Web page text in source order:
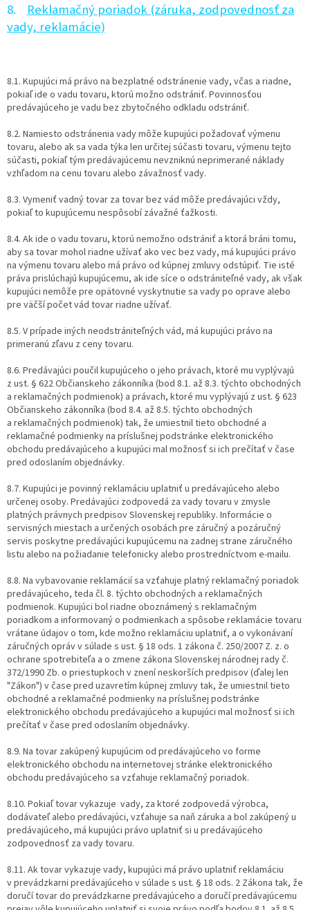
8. Reklamačný poriadok (záruka, zodpovednosť za
vady, reklamácie)
8.1. Kupujúci má právo na bezplatné odstránenie vady, včas a riadne,
pokiaľ ide o vadu tovaru, ktorú možno odstrániť. Povinnosťou
predávajúceho je vadu bez zbytočného odkladu odstrániť.
8.2. Namiesto odstránenia vady môže kupujúci požadovať výmenu
tovaru, alebo ak sa vada týka len určitej súčasti tovaru, výmenu tejto
súčasti, pokiaľ tým predávajúcemu nevzniknú neprimerané náklady
vzhľadom na cenu tovaru alebo závažnosť vady.
8.3. Vymeniť vadný tovar za tovar bez vád môže predávajúci vždy,
pokiaľ to kupujúcemu nespôsobí závažné ťažkosti.
8.4. Ak ide o vadu tovaru, ktorú nemožno odstrániť a ktorá bráni tomu,
aby sa tovar mohol riadne užívať ako vec bez vady, má kupujúci právo
na výmenu tovaru alebo má právo od kúpnej zmluvy odstúpiť. Tie isté
práva prislúchajú kupujúcemu, ak ide síce o odstrániteľné vady, ak však
kupujúci nemôže pre opätovné vyskytnutie sa vady po oprave alebo
pre väčší počet vád tovar riadne užívať.
8.5. V prípade iných neodstrániteľných vád, má kupujúci právo na
primeranú zľavu z ceny tovaru.
8.6. Predávajúci poučil kupujúceho o jeho právach, ktoré mu vyplývajú
z ust. § 622 Občianskeho zákonníka (bod 8.1. až 8.3. týchto obchodných
a reklamačných podmienok) a právach, ktoré mu vyplývajú z ust. § 623
Občianskeho zákonníka (bod 8.4. až 8.5. týchto obchodných
a reklamačných podmienok) tak, že umiestnil tieto obchodné a
reklamačné podmienky na príslušnej podstránke elektronického
obchodu predávajúceho a kupujúci mal možnosť si ich prečítať v čase
pred odoslaním objednávky.
8.7. Kupujúci je povinný reklamáciu uplatniť u predávajúceho alebo
určenej osoby. Predávajúci zodpovedá za vady tovaru v zmysle
platných právnych predpisov Slovenskej republiky. Informácie o
servisných miestach a určených osobách pre záručný a pozáručný
servis poskytne predávajúci kupujúcemu na zadnej strane záručného
listu alebo na požiadanie telefonicky alebo prostredníctvom e-mailu.
8.8. Na vybavovanie reklamácií sa vzťahuje platný reklamačný poriadok
predávajúceho, teda čl. 8. týchto obchodných a reklamačných
podmienok. Kupujúci bol riadne oboznámený s reklamačným
poriadkom a informovaný o podmienkach a spôsobe reklamácie tovaru
vrátane údajov o tom, kde možno reklamáciu uplatniť, a o vykonávaní
záručných opráv v súlade s ust. § 18 ods. 1 zákona č. 250/2007 Z. z. o
ochrane spotrebiteľa a o zmene zákona Slovenskej národnej rady č.
372/1990 Zb. o priestupkoch v znení neskorších predpisov (ďalej len
"Zákon") v čase pred uzavretím kúpnej zmluvy tak, že umiestnil tieto
obchodné a reklamačné podmienky na príslušnej podstránke
elektronického obchodu predávajúceho a kupujúci mal možnosť si ich
prečítať v čase pred odoslaním objednávky.
8.9. Na tovar zakúpený kupujúcim od predávajúceho vo forme
elektronického obchodu na internetovej stránke elektronického
obchodu predávajúceho sa vzťahuje reklamačný poriadok.
8.10. Pokiaľ tovar vykazuje vady, za ktoré zodpovedá výrobca,
dodávateľ alebo predávajúci, vzťahuje sa naň záruka a bol zakúpený u
predávajúceho, má kupujúci právo uplatniť si u predávajúceho
zodpovednosť za vady tovaru.
8.11. Ak tovar vykazuje vady, kupujúci má právo uplatniť reklamáciu
v prevádzkarni predávajúceho v súlade s ust. § 18 ods. 2 Zákona tak, že
doručí tovar do prevádzkarne predávajúceho a doručí predávajúcemu